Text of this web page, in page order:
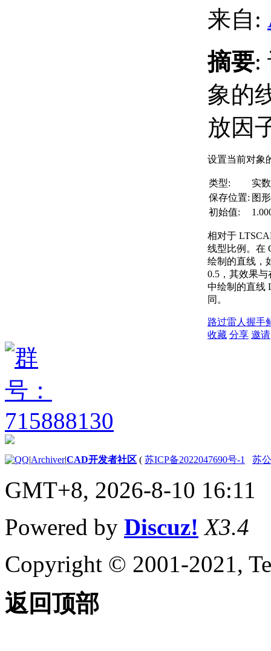
来自:
摘要:
象的
放因
设置当前对象
类型:
实数
保存位置: 图形
初始值:
相对于
线型比例。在
绘制的直线，
0.5，其效果与
中绘制的直线
同。
路过雷人 握手
收藏 分享 邀请
|Archiver|CAD开发者社区 ( 苏ICP备2022047690号-1 苏
GMT+8, 2026-8-10 16:11
Powered by Discuz! X3.4
Copyright © 2001-2021,
返回顶部